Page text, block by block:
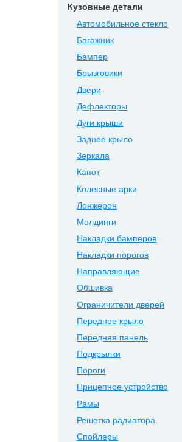
Кузовные детали
Автомобильное стекло
Багажник
Бампер
Брызговики
Двери
Дефлекторы
Дуги крыши
Заднее крыло
Зеркала
Капот
Колесные арки
Лонжерон
Молдинги
Накладки бамперов
Накладки порогов
Направляющие
Обшивка
Ограничители дверей
Переднее крыло
Передняя панель
Подкрылки
Пороги
Прицепное устройство
Рамы
Решетка радиатора
Спойлеры